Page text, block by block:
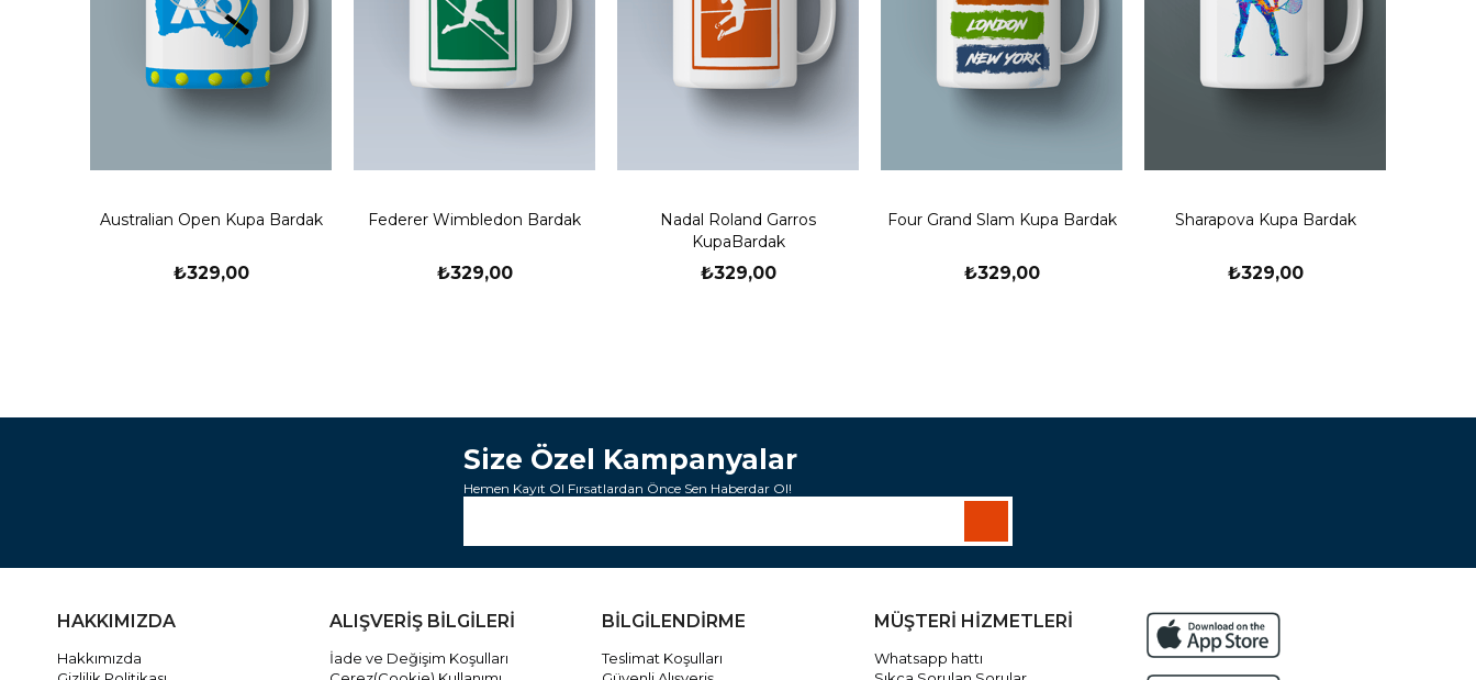
Australian Open Kupa Bardak
₺329,00
Federer Wimbledon Bardak
₺329,00
Nadal Roland Garros
KupaBardak
₺329,00
Four Grand Slam Kupa Bardak
₺329,00
Sharapova Kupa Bardak
₺329,00
Size Özel Kampanyalar
Hemen Kayıt Ol Fırsatlardan Önce Sen Haberdar Ol!
HAKKIMIZDA
Hakkımızda
ALIŞVERİŞ BİLGİLERİ
İade ve Değişim Koşulları
BİLGİLENDİRME
Teslimat Koşulları
MÜŞTERİ HİZMETLERİ
Whatsapp hattı